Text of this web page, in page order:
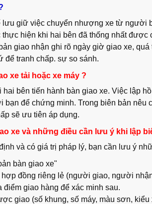
lưu giữ việc chuyển nhượng xe từ người
hiện khi hai bên đã thống nhất được
giao nhận ghi rõ ngày giờ giao xe,
để tranh chấp. sự so sánh.
xe tải hoặc xe máy ?
bên tiến hành bàn giao xe. Việc lập
để chứng minh. Trong biên bản nêu
sẽ ưu tiên áp dụng.
xe và những điều cần lưu ý khi lập
và có giá trị pháp lý, bạn cần lưu ý
bàn giao xe"
đồng riêng lẻ (người giao, người
giao hàng để xác minh sau.
giao (số khung, số máy, màu sơn, kiểu